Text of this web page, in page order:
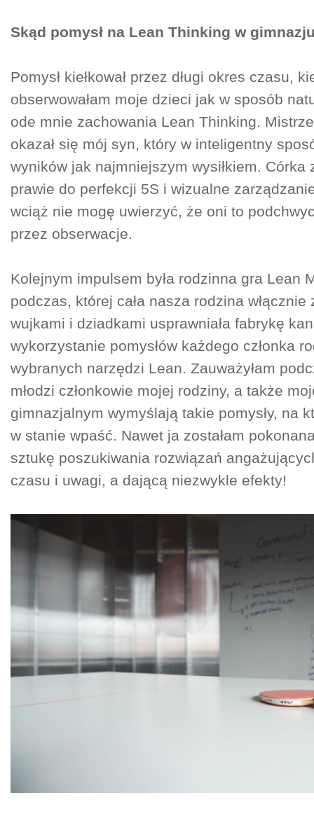
Skąd pomysł na Lean Thinking w
Pomysł kiełkował przez długi okres czasu,
obserwowałam moje dzieci jak w sposób
ode mnie zachowania Lean Thinking.
okazał się mój syn, który w inteligentny
wyników jak najmniejszym wysiłkiem. Córka
prawie do perfekcji 5S i wizualne
wciąż nie mogę uwierzyć, że oni to
przez obserwacje.
Kolejnym impulsem była rodzinna gra Lean
podczas, której cała nasza rodzina włącznie
wujkami i dziadkami usprawniała fabrykę
wykorzystanie pomysłów każdego członka
wybranych narzędzi Lean. Zauważyłam
młodzi członkowie mojej rodziny, a także
gimnazjalnym wymyślają takie pomysły, na
w stanie wpaść. Nawet ja zostałam
sztukę poszukiwania rozwiązań
czasu i uwagi, a dającą niezwykle efekty!